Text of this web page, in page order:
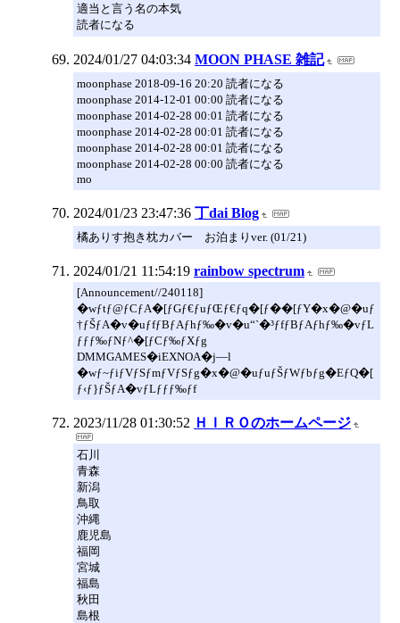
適当と言う名の本気
読者になる
2024/01/27 04:03:34 MOON PHASE 雑記
moonphase 2018-09-16 20:20 読者になる
moonphase 2014-12-01 00:00 読者になる
moonphase 2014-02-28 00:01 読者になる
moonphase 2014-02-28 00:01 読者になる
moonphase 2014-02-28 00:01 読者になる
moonphase 2014-02-28 00:00 読者になる
mo
2024/01/23 23:47:36 丁dai Blog
橘ありす抱き枕カバー お泊まりver. (01/21)
2024/01/21 11:54:19 rainbow spectrum
[Announcement//240118]
�wƒtƒ@ƒCƒA�[ƒGƒ€ƒuƒŒƒ€ƒq�[ƒ��[ƒY�x�@�uƒ
†ƒŠƒA�v�uƒfƒBƒAƒhƒ‰�v�u“`�³ƒfƒBƒAƒhƒ‰�vƒL
ƒƒƒ‰ƒNƒ^�[ƒCƒ‰ƒXƒg
DMMGAMES�iEXNOA�j—l
�wƒ~ƒiƒVƒSƒmƒVƒSƒg�x�@�uƒuƒŠƒWƒbƒg�EƒQ�[
ƒ‹ƒ}ƒŠƒA�vƒLƒƒƒ‰ƒf
2023/11/28 01:30:52 ＨＩＲＯのホームページ
石川
青森
新潟
鳥取
沖縄
鹿児島
福岡
宮城
福島
秋田
島根